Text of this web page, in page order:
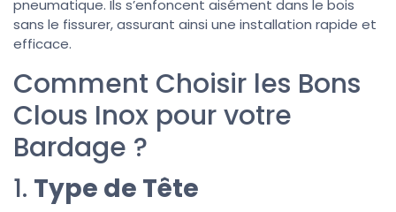
pneumatique. Ils s’enfoncent aisément dans le bois
sans le fissurer, assurant ainsi une installation rapide et
efficace.
Comment Choisir les Bons
Clous Inox pour votre
Bardage ?
1. Type de Tête